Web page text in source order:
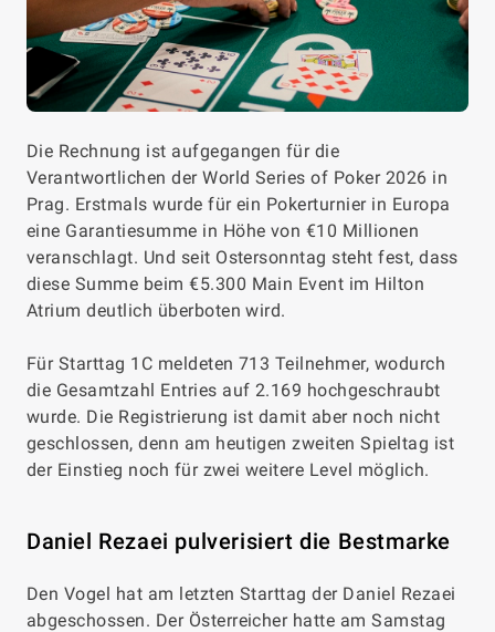
Die Rechnung ist aufgegangen für die
Verantwortlichen der World Series of Poker 2026 in
Prag. Erstmals wurde für ein Pokerturnier in Europa
eine Garantiesumme in Höhe von €10 Millionen
veranschlagt. Und seit Ostersonntag steht fest, dass
diese Summe beim €5.300 Main Event im Hilton
Atrium deutlich überboten wird.
Für Starttag 1C meldeten 713 Teilnehmer, wodurch
die Gesamtzahl Entries auf 2.169 hochgeschraubt
wurde. Die Registrierung ist damit aber noch nicht
geschlossen, denn am heutigen zweiten Spieltag ist
der Einstieg noch für zwei weitere Level möglich.
Daniel Rezaei pulverisiert die Bestmarke
Den Vogel hat am letzten Starttag der Daniel Rezaei
abgeschossen. Der Österreicher hatte am Samstag